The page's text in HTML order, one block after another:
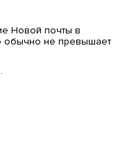
Новой почты в
обычно не превышает